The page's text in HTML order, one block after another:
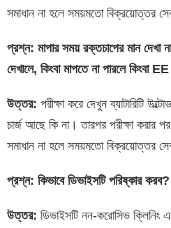
সমাধান না হলে সময়মতো বিক্রয়োত্তর
প্রশ্ন: মাপার সময় রক্তচাপের মান দেখা
দেখালে, কিংবা মাপতে না পারলে কিংবা
উত্তর: পরীক্ষা করে দেখুন ব্যাটারিটি
চার্জ আছে কি না। তারপর পরীক্ষা করার
সমাধান না হলে সময়মতো বিক্রয়োত্তর
প্রশ্ন: কিভাবে ডিভাইসটি পরিষ্কার করব?
উত্তর: ডিভাইসটি নন-করোসিভ ক্লিনিং